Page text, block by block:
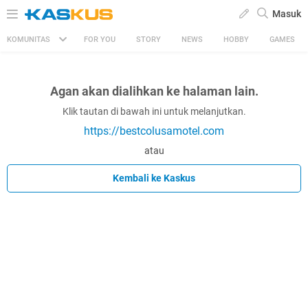
Masuk
KOMUNITAS FOR YOU STORY NEWS HOBBY GAMES
Agan akan dialihkan ke halaman lain.
Klik tautan di bawah ini untuk melanjutkan.
https://bestcolusamotel.com
atau
Kembali ke Kaskus